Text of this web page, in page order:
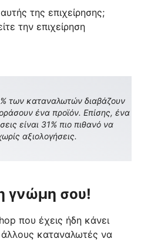
της επιχείρησης;
την επιχείρηση
των καταναλωτών διαβάζουν
ένα προϊόν. Επίσης, ένα
είναι 31% πιο πιθανό να
αξιολογήσεις.
γνώμη σου!
που έχεις ήδη κάνει
καταναλωτές να